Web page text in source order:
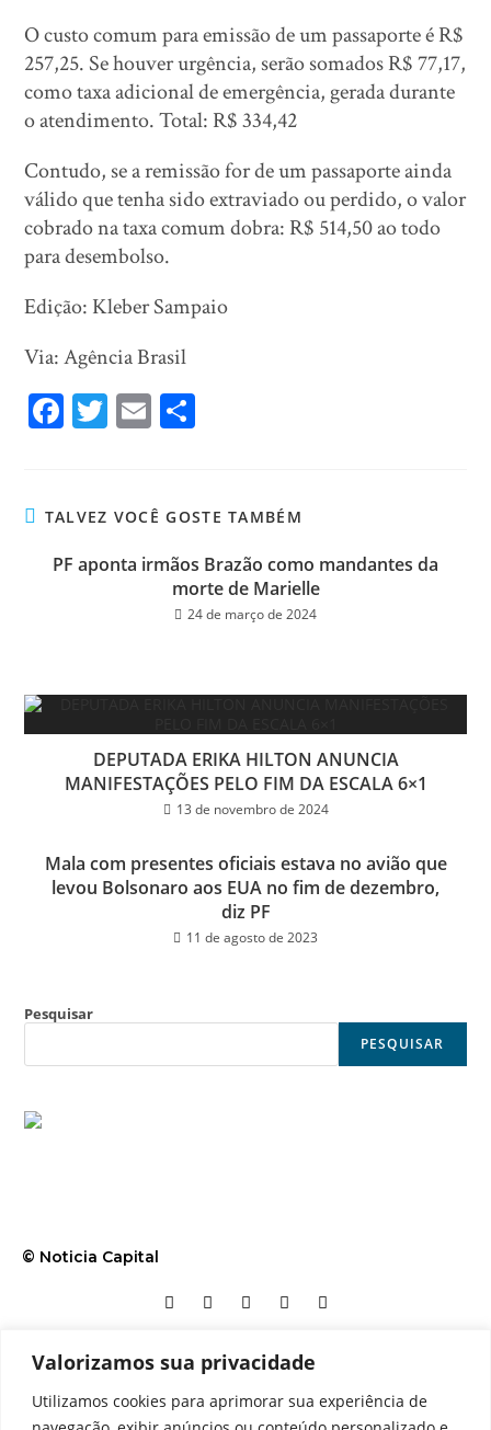
Valorizamos sua privacidade
Utilizamos cookies para aprimorar sua experiência de
O custo comum para emissão de um passaporte é R$
257,25. Se houver urgência, serão somados R$ 77,17,
como taxa adicional de emergência, gerada durante
o atendimento. Total: R$ 334,42
Contudo, se a remissão for de um passaporte ainda
válido que tenha sido extraviado ou perdido, o valor
cobrado na taxa comum dobra: R$ 514,50 ao todo
para desembolso.
Edição: Kleber Sampaio
Via: Agência Brasil
Fa
ok
T
er
E
TALVEZ VOCÊ GOSTE TAMBÉM
PF aponta irmãos Brazão como mandantes da
morte de Marielle
24 de março de 2024
DEPUTADA ERIKA HILTON ANUNCIA
MANIFESTAÇÕES PELO FIM DA ESCALA 6×1
13 de novembro de 2024
Mala com presentes oficiais estava no avião que
levou Bolsonaro aos EUA no fim de dezembro,
diz PF
11 de agosto de 2023
Pesquisar
PESQUISAR
© Noticia Capital
Contato Home Aviso legal Configurações de cookies
Equipe Perfil Política de cookies Serviços